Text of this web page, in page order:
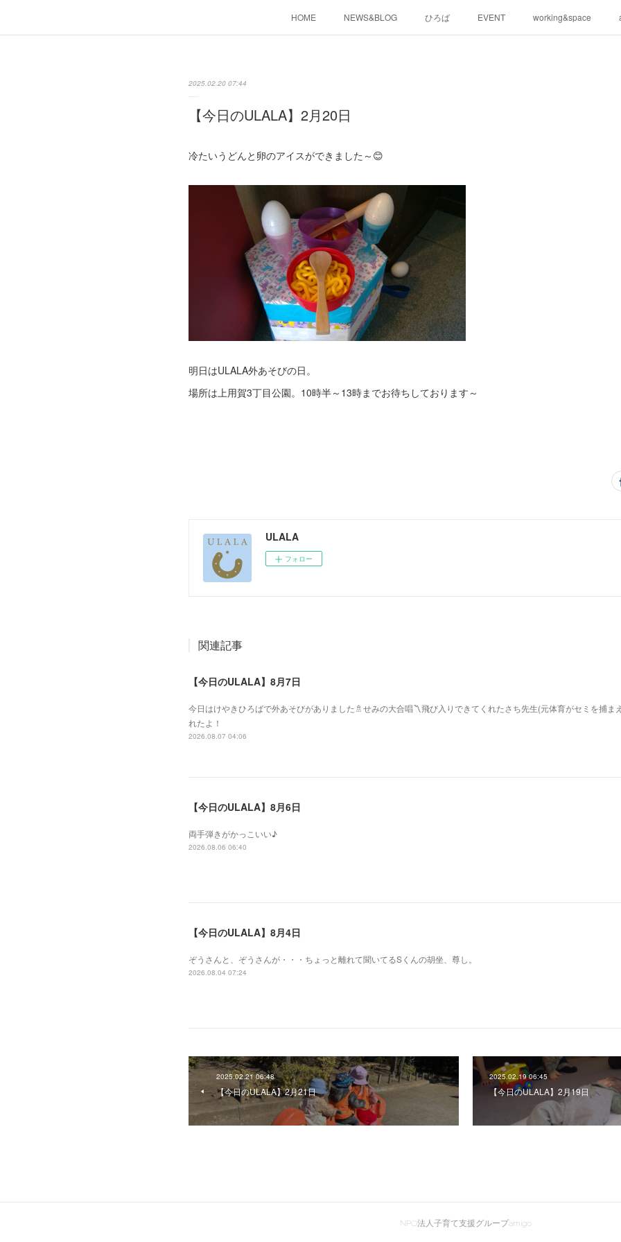
HOME NEWS&BLOG ひろば EVENT working&space
2025.02.20 07:44
【今日のULALA】2月20日
冷たいうどんと卵のアイスができました～😊
明日はULALA外あそびの日。
場所は上用賀3丁目公園。10時半～13時までお待ちしております～
ULALA
フォロー
関連記事
【今日のULALA】8月7日
今日はけやきひろばで外あそびがありました🚿せみの大合唱〽飛び入りできてくれたさち先生(元体育がセミを捕ま
れたよ！
2026.08.07 04:06
【今日のULALA】8月6日
両手弾きがかっこいい♪
2026.08.06 06:40
【今日のULALA】8月4日
ぞうさんと、ぞうさんが・・・ちょっと離れて聞いてるSくんの胡坐、尊し。
2026.08.04 07:24
2025.02.21 06:48
【今日のULALA】2月21日
2025.02.19 06:45
【今日のULALA】2月19日
NPO法人子育て支援グループamigo